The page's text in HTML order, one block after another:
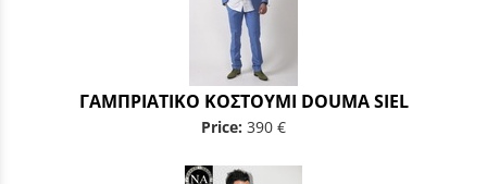
ΓΑΜΠΡΙΑΤΙΚΟ ΚΟΣΤΟΥΜΙ DOUMA SIEL
Price: 390 €